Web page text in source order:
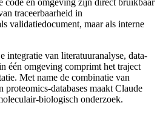
code en omgeving zijn direct bruikbaar
traceerbaarheid in
validatiedocument, maar als interne
integratie van literatuuranalyse, data-
één omgeving comprimt het traject
Met name de combinatie van
databases maakt Claude
biologisch onderzoek.